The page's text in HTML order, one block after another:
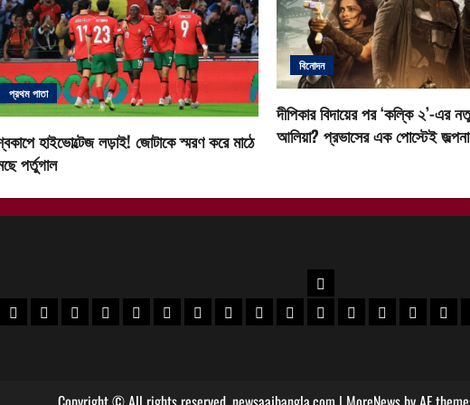
প্রথম পাতা
হাইভোল্টেজ লড়াই! জোটাকে স্মরণ করে মাঠে
পর্তুগাল
বিনোদন
দীপিকার বিদায়ের পর ‘কল্কি ২’-এর
আলিয়া? প্রভাসের এক পোস্টেই জল্পনা
খবর
পরগনা খবর
খবর
নদিয়া খবরপূর্ব মেদিনীপুর খবর
পশ্চিম মেদিনীপুর খবর
ঝাড়গ্রাম খবর
পুরুলিয়া খবর
বাঁকুড়া খবরপশ্চিম বর্ধমান খবর
পূর্ব বর্ধমান খবর
বীরভূম খবরমুর্শিদাবাদ খবর
উত্তরবঙ্গ
কোচবিহার নিউজ
আলিপুরদুয়ার খবর
জলপাইগুড়ি খবর
শিলিগুড়ি